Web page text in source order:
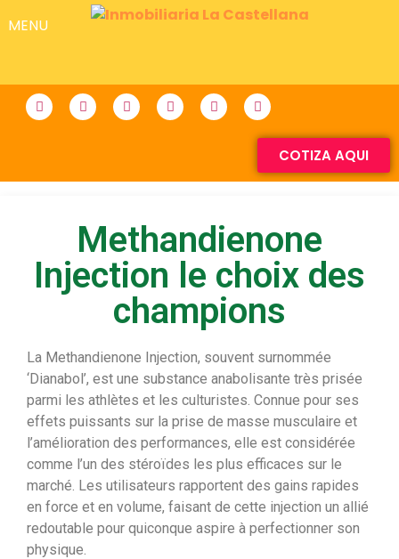
COTIZA AQUI
Methandienone
Injection le choix des
champions
La Methandienone Injection, souvent surnommée
‘Dianabol’, est une substance anabolisante très prisée
parmi les athlètes et les culturistes. Connue pour ses
effets puissants sur la prise de masse musculaire et
l’amélioration des performances, elle est considérée
comme l’un des stéroïdes les plus efficaces sur le
marché. Les utilisateurs rapportent des gains rapides
en force et en volume, faisant de cette injection un allié
redoutable pour quiconque aspire à perfectionner son
physique.
MENU